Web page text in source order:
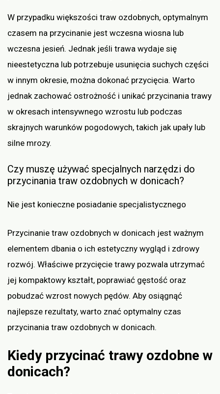
W przypadku większości traw ozdobnych, optymalnym
czasem na przycinanie jest wczesna wiosna lub
wczesna jesień. Jednak jeśli trawa wydaje się
nieestetyczna lub potrzebuje usunięcia suchych części
w innym okresie, można dokonać przycięcia. Warto
jednak zachować ostrożność i unikać przycinania trawy
w okresach intensywnego wzrostu lub podczas
skrajnych warunków pogodowych, takich jak upały lub
silne mrozy.
Czy muszę używać specjalnych narzędzi do
przycinania traw ozdobnych w donicach?
Nie jest konieczne posiadanie specjalistycznego
Przycinanie traw ozdobnych w donicach jest ważnym
elementem dbania o ich estetyczny wygląd i zdrowy
rozwój. Właściwe przycięcie trawy pozwala utrzymać
jej kompaktowy kształt, poprawiać gęstość oraz
pobudzać wzrost nowych pędów. Aby osiągnąć
najlepsze rezultaty, warto znać optymalny czas
przycinania traw ozdobnych w donicach.
Kiedy przycinać trawy ozdobne w
donicach?